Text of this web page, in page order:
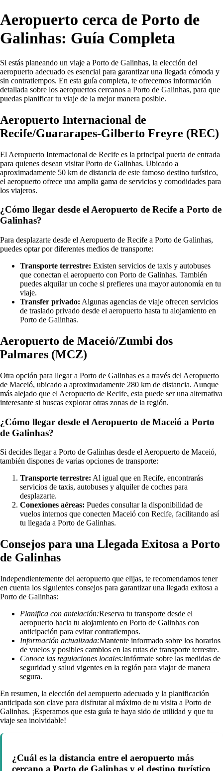
Aeropuerto cerca de Porto de
Galinhas: Guía Completa
Si estás planeando un viaje a Porto de Galinhas, la elección del
aeropuerto adecuado es esencial para garantizar una llegada cómoda y
sin contratiempos. En esta guía completa, te ofrecemos información
detallada sobre los aeropuertos cercanos a Porto de Galinhas, para que
puedas planificar tu viaje de la mejor manera posible.
Aeropuerto Internacional de
Recife/Guararapes-Gilberto Freyre (REC)
El Aeropuerto Internacional de Recife es la principal puerta de entrada
para quienes desean visitar Porto de Galinhas. Ubicado a
aproximadamente 50 km de distancia de este famoso destino turístico,
el aeropuerto ofrece una amplia gama de servicios y comodidades para
los viajeros.
¿Cómo llegar desde el Aeropuerto de Recife a Porto de
Galinhas?
Para desplazarte desde el Aeropuerto de Recife a Porto de Galinhas,
puedes optar por diferentes medios de transporte:
Transporte terrestre: Existen servicios de taxis y autobuses
que conectan el aeropuerto con Porto de Galinhas. También
puedes alquilar un coche si prefieres una mayor autonomía en tu
viaje.
Transfer privado: Algunas agencias de viaje ofrecen servicios
de traslado privado desde el aeropuerto hasta tu alojamiento en
Porto de Galinhas.
Aeropuerto de Maceió/Zumbi dos
Palmares (MCZ)
Otra opción para llegar a Porto de Galinhas es a través del Aeropuerto
de Maceió, ubicado a aproximadamente 280 km de distancia. Aunque
más alejado que el Aeropuerto de Recife, esta puede ser una alternativa
interesante si buscas explorar otras zonas de la región.
¿Cómo llegar desde el Aeropuerto de Maceió a Porto
de Galinhas?
Si decides llegar a Porto de Galinhas desde el Aeropuerto de Maceió,
también dispones de varias opciones de transporte:
Transporte terrestre: Al igual que en Recife, encontrarás
servicios de taxis, autobuses y alquiler de coches para
desplazarte.
Conexiones aéreas: Puedes consultar la disponibilidad de
vuelos internos que conecten Maceió con Recife, facilitando así
tu llegada a Porto de Galinhas.
Consejos para una Llegada Exitosa a Porto
de Galinhas
Independientemente del aeropuerto que elijas, te recomendamos tener
en cuenta los siguientes consejos para garantizar una llegada exitosa a
Porto de Galinhas:
Planifica con antelación:Reserva tu transporte desde el
aeropuerto hacia tu alojamiento en Porto de Galinhas con
anticipación para evitar contratiempos.
Información actualizada:Mantente informado sobre los horarios
de vuelos y posibles cambios en las rutas de transporte terrestre.
Conoce las regulaciones locales:Infórmate sobre las medidas de
seguridad y salud vigentes en la región para viajar de manera
segura.
En resumen, la elección del aeropuerto adecuado y la planificación
anticipada son clave para disfrutar al máximo de tu visita a Porto de
Galinhas. ¡Esperamos que esta guía te haya sido de utilidad y que tu
viaje sea inolvidable!
¿Cuál es la distancia entre el aeropuerto más
cercano a Porto de Galinhas y el destino turístico